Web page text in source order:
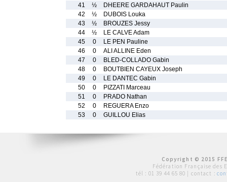
41
½
DHEERE GARDAHAUT Paulin
42
½
DUBOIS Louka
43
½
BROUZES Jessy
44
½
LE CALVE Adam
45
0
LE PEN Pauline
46
0
ALI ALLINE Eden
47
0
BLED-COLLADO Gabin
48
0
BOUTBIEN CAYEUX Joseph
49
0
LE DANTEC Gabin
50
0
PIZZATI Marceau
51
0
PRADO Nathan
52
0
REGUERA Enzo
53
0 GUILLOU Elias
Copyright © 2015
Fédération Française des
tél : 01 39 44 65 80 | contact :